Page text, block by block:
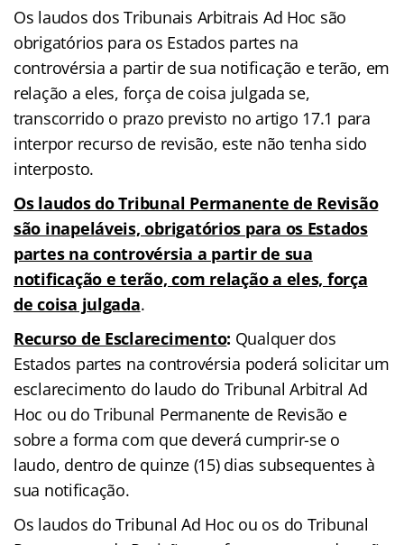
Os laudos dos Tribunais Arbitrais Ad Hoc são
obrigatórios para os Estados partes na
controvérsia a partir de sua notificação e terão, em
relação a eles, força de coisa julgada se,
transcorrido o prazo previsto no artigo 17.1 para
interpor recurso de revisão, este não tenha sido
interposto.
Os laudos do Tribunal Permanente de Revisão
são inapeláveis, obrigatórios para os Estados
partes na controvérsia a partir de sua
notificação e terão, com relação a eles, força
de coisa julgada.
Recurso de Esclarecimento: Qualquer dos
Estados partes na controvérsia poderá solicitar um
esclarecimento do laudo do Tribunal Arbitral Ad
Hoc ou do Tribunal Permanente de Revisão e
sobre a forma com que deverá cumprir-se o
laudo, dentro de quinze (15) dias subsequentes à
sua notificação.
Os laudos do Tribunal Ad Hoc ou os do Tribunal